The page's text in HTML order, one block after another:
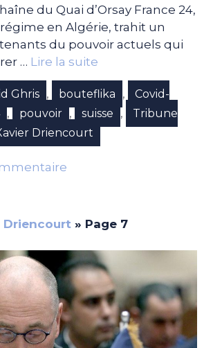
du Quai d’Orsay France 24,
en Algérie, trahit un
du pouvoir actuels qui
… Lire la suite
Ghris , bouteflika ,
Covid-
, pouvoir , suisse ,
Tribune
Driencourt
Driencourt » Page 7